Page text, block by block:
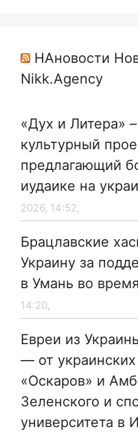
НАновости
Nikk.Agency
«Дух и Литера»
культурный
предлагающий
иудаике на
2026, 14:52,
Брацлавские
Украину за
в Умань во
14:20,
Евреи из
— от
«Оскаров» и
Зеленского и
университета в